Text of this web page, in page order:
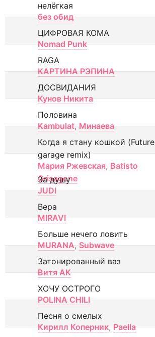
нелёгкая
без обид
ЦИФРОВАЯ КОМА
Nomad Punk
RAGA
КАРТИНА РЭПИНА
ДОСВИДАНИЯ
Кунов Никита
Половина
Kambulat, Минаева
Когда я стану кошкой (Future
garage remix)
Мария Ржевская, Batisto
Grisagone
За душу
JUDI
Вера
MIRAVI
Больше нечего ловить
MURANA, Subwave
Затонированный ваз
Витя АК
ХОЧУ ОСТРОГО
POLINA CHILI
Песня о смелых
Кирилл Коперник, Paella